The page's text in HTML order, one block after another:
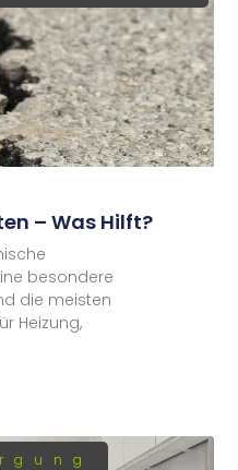
– Was Hilft?
besondere
die meisten
Heizung,